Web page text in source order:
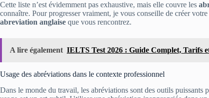
Cette liste n’est évidemment pas exhaustive, mais elle couvre les
connaître. Pour progresser vraiment, je vous conseille de créer
abreviation anglaise que vous rencontrez.
A lire également IELTS Test 2026 : Guide Complet, Tarifs
Usage des abréviations dans le contexte professionnel
Dans le monde du travail, les abréviations sont des outils